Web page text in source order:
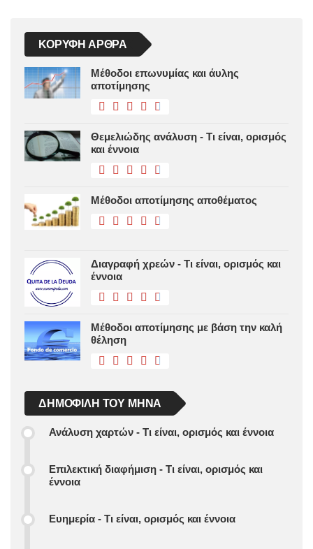
ΚΟΡΥΦΉ ΆΡΘΡΑ
Μέθοδοι επωνυμίας και άυλης
αποτίμησης
Θεμελιώδης ανάλυση - Τι είναι, ορισμός
και έννοια
Μέθοδοι αποτίμησης αποθέματος
Διαγραφή χρεών - Τι είναι, ορισμός και
έννοια
Μέθοδοι αποτίμησης με βάση την καλή
θέληση
ΔΗΜΟΦΙΛΉ ΤΟΥ ΜΉΝΑ
Ανάλυση χαρτών - Τι είναι, ορισμός και έννοια
Επιλεκτική διαφήμιση - Τι είναι, ορισμός και
έννοια
Ευημερία - Τι είναι, ορισμός και έννοια